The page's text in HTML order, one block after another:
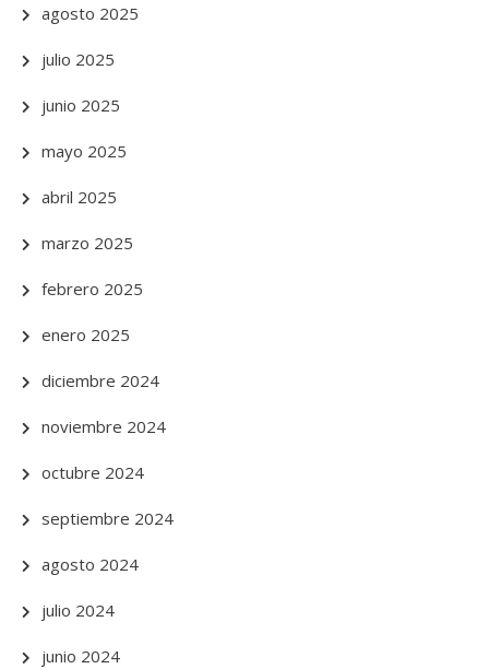
agosto 2025
julio 2025
junio 2025
mayo 2025
abril 2025
marzo 2025
febrero 2025
enero 2025
diciembre 2024
noviembre 2024
octubre 2024
septiembre 2024
agosto 2024
julio 2024
junio 2024